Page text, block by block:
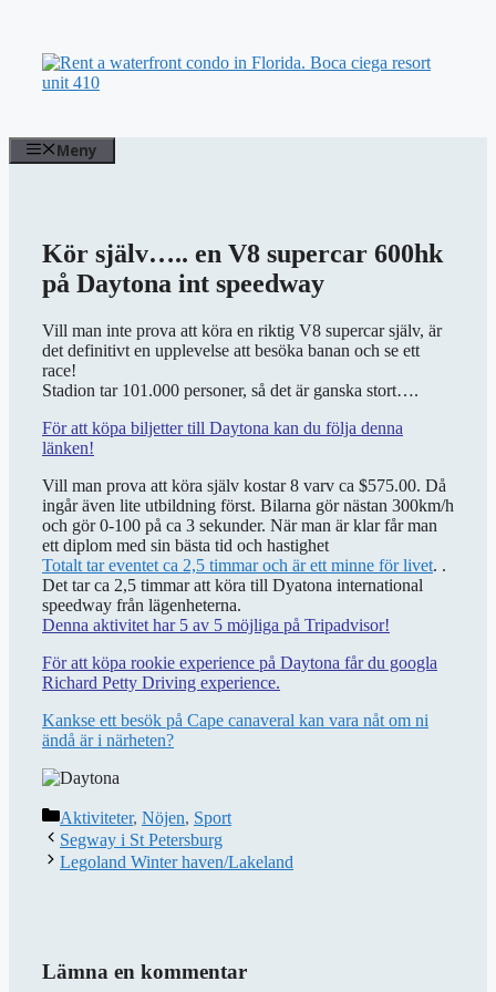
innehåll
Meny
Kör själv….. en V8 supercar 600hk
på Daytona int speedway
Vill man inte prova att köra en riktig V8 supercar själv, är
det definitivt en upplevelse att besöka banan och se ett
race!
Stadion tar 101.000 personer, så det är ganska stort….
För att köpa biljetter till Daytona kan du följa denna
länken!
Vill man prova att köra själv kostar 8 varv ca $575.00. Då
ingår även lite utbildning först. Bilarna gör nästan 300km/h
och gör 0-100 på ca 3 sekunder. När man är klar får man
ett diplom med sin bästa tid och hastighet
Totalt tar eventet ca 2,5 timmar och är ett minne för livet. .
Det tar ca 2,5 timmar att köra till Dyatona international
speedway från lägenheterna.
Denna aktivitet har 5 av 5 möjliga på Tripadvisor!
För att köpa rookie experience på Daytona får du googla
Richard Petty Driving experience.
Kankse ett besök på Cape canaveral kan vara nåt om ni
ändå är i närheten?
Kategorier
Aktiviteter, Nöjen, Sport
Segway i St Petersburg
Legoland Winter haven/Lakeland
Lämna en kommentar